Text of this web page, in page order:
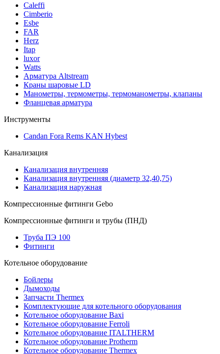
Caleffi
Cimberio
Esbe
FAR
Herz
Itap
luxor
Watts
Арматура Altstream
Краны шаровые LD
Манометры, термометры, термоманометры, клапаны
Фланцевая арматура
Инструменты
Candan Fora Rems KAN Hybest
Канализация
Канализация внутренняя
Канализация внутренняя (диаметр 32,40,75)
Канализация наружная
Компрессионные фитинги Gebo
Компрессионные фитинги и трубы (ПНД)
Труба ПЭ 100
Фитинги
Котельное оборудование
Бойлеры
Дымоходы
Запчасти Thermex
Комплектующие для котельного оборудования
Котельное оборудование Baxi
Котельное оборудование Ferroli
Котельное оборудование ITALTHERM
Котельное оборудование Protherm
Котельное оборудование Thermex